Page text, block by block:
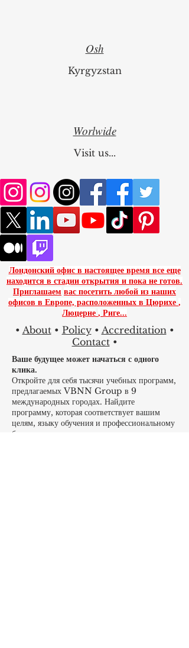
Osh
Kyrgyzstan
Worlwide
Visit us...
Лондонский офис в настоящее время все еще
находится в стадии открытия и пока не готов.
Приглашаем вас посетить любой из наших
офисов в Европе, расположенных в Цюрихе ,
Люцерне , Риге...
• About• Policy• Accreditation•
Contact•
Ваше будущее может начаться с одного
клика.
Откройте для себя тысячи учебных программ,
предлагаемых VBNN Group в 9
международных городах. Найдите
программу, которая соответствует вашим
целям, языку обучения и профессиональному
будущему.